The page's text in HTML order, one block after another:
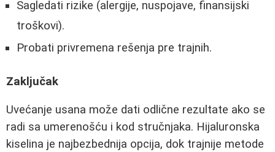
Sagledati rizike (alergije, nuspojave, finansijski
troškovi).
Probati privremena rešenja pre trajnih.
Zaključak
Uvećanje usana može dati odlične rezultate ako se
radi sa umerenošću i kod stručnjaka. Hijaluronska
kiselina je najbezbednija opcija, dok trajnije metode